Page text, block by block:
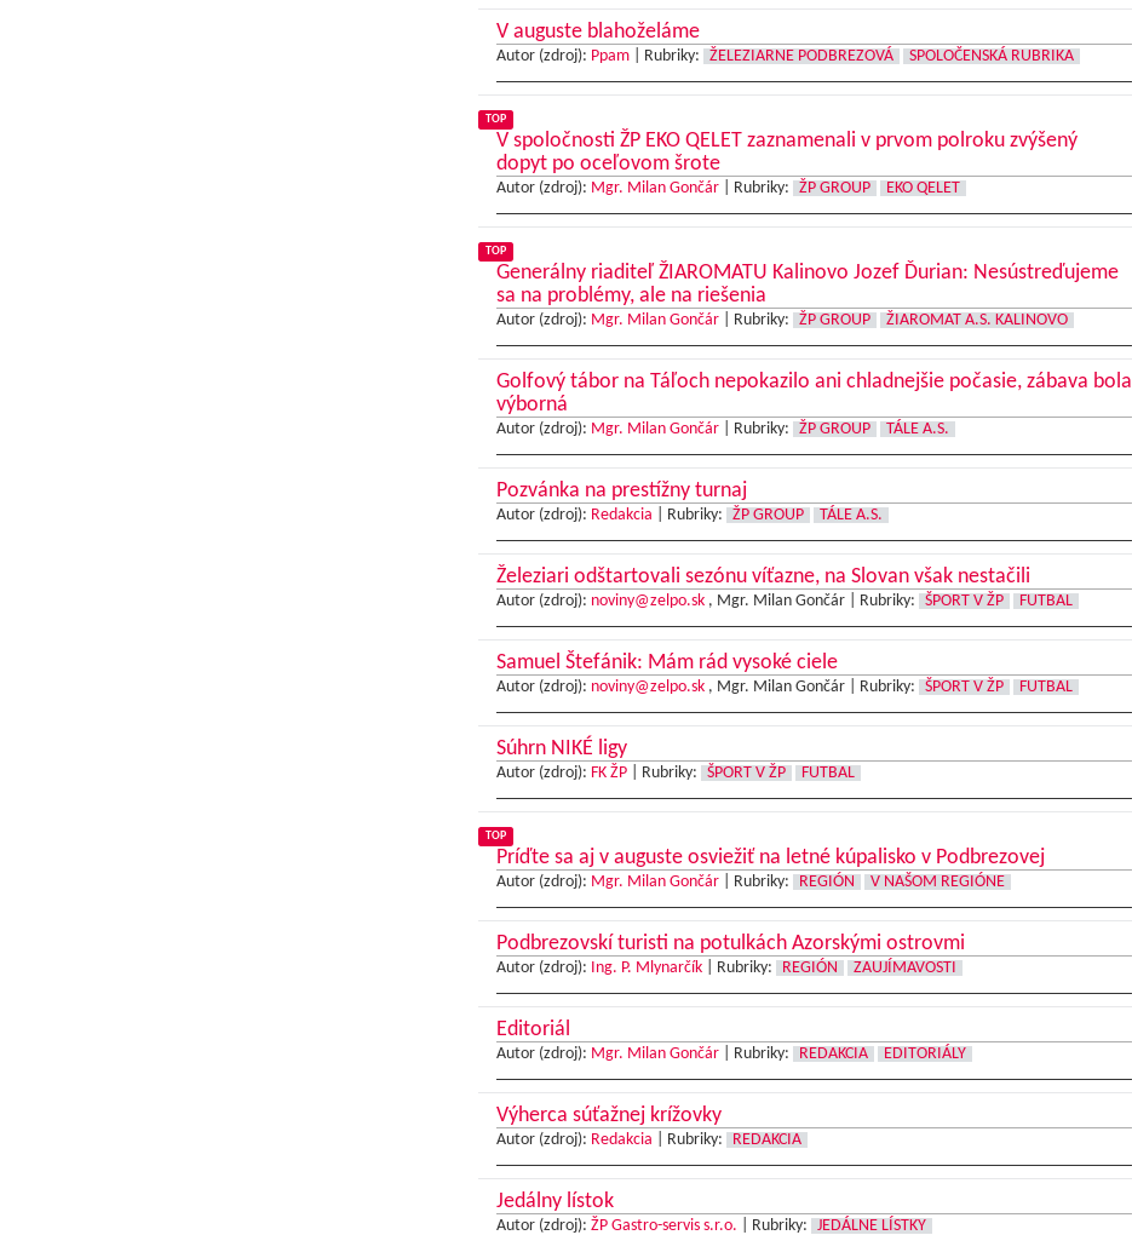
V auguste blahoželáme
Autor (zdroj): Ppam| Rubriky: ŽELEZIARNE PODBREZOVÁ SPOLOČENSKÁ RUBRIKA
TOP
V spoločnosti ŽP EKO QELET zaznamenali v prvom polroku zvýšený
dopyt po oceľovom šrote
Autor (zdroj): Mgr. Milan Gončár| Rubriky: ŽP GROUP EKO QELET
TOP
Generálny riaditeľ ŽIAROMATU Kalinovo Jozef Ďurian: Nesústreďujeme
sa na problémy, ale na riešenia
Autor (zdroj): Mgr. Milan Gončár| Rubriky: ŽP GROUP ŽIAROMAT A.S. KALINOVO
Golfový tábor na Táľoch nepokazilo ani chladnejšie počasie, zábava bola
výborná
Autor (zdroj): Mgr. Milan Gončár| Rubriky: ŽP GROUP TÁLE A.S.
Pozvánka na prestížny turnaj
Autor (zdroj): Redakcia Rubriky: ŽP GROUP TÁLE A.S.
Železiari odštartovali sezónu víťazne, na Slovan však nestačili
Autor (zdroj): noviny@zelpo.sk, Mgr. Milan Gončár | Rubriky: ŠPORT V ŽP FUTBAL
Samuel Štefánik: Mám rád vysoké ciele
Autor (zdroj): noviny@zelpo.sk, Mgr. Milan Gončár | Rubriky: ŠPORT V ŽP FUTBAL
Súhrn NIKÉ ligy
Autor (zdroj): FK ŽP| Rubriky: ŠPORT V ŽP FUTBAL
TOP
Príďte sa aj v auguste osviežiť na letné kúpalisko v Podbrezovej
Autor (zdroj): Mgr. Milan Gončár| Rubriky: REGIÓN V NAŠOM REGIÓNE
Podbrezovskí turisti na potulkách Azorskými ostrovmi
Autor (zdroj): Ing. P. Mlynarčík| Rubriky: REGIÓN ZAUJÍMAVOSTI
Editoriál
Autor (zdroj): Mgr. Milan Gončár| Rubriky: REDAKCIA EDITORIÁLY
Výherca súťažnej krížovky
Autor (zdroj): Redakcia Rubriky: REDAKCIA
Jedálny lístok
Autor (zdroj): ŽP Gastro-servis s.r.o. Rubriky: JEDÁLNE LÍSTKY